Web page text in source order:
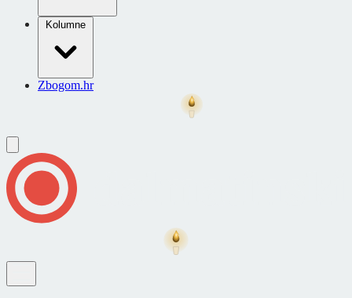
Kolumne
Zbogom.hr